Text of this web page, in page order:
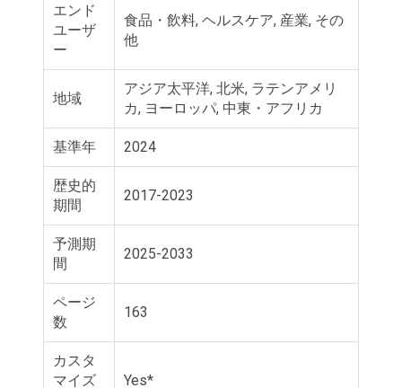
エンド
ユーザ
ー
食品・飲料, ヘルスケア, 産業, その
他
地域
アジア太平洋, 北米, ラテンアメリ
カ, ヨーロッパ, 中東・アフリカ
基準年 2024
歴史的
期間
2017-2023
予測期
間
2025-2033
ページ
数
163
カスタ
マイズ
Yes*